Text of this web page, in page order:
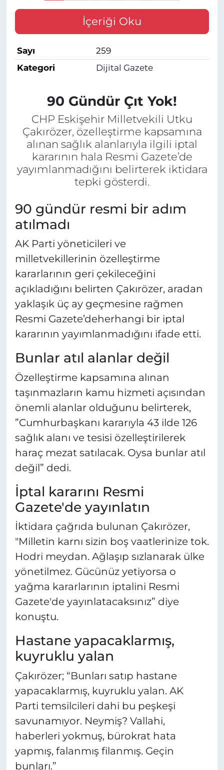
İçeriği Oku
Sayı
259
Kategori
Dijital Gazete
90 Gündür Çıt Yok!
CHP Eskişehir Milletvekili Utku
Çakırözer, özelleştirme kapsamına
alınan sağlık alanlarıyla ilgili iptal
kararının hala Resmi Gazete’de
yayımlanmadığını belirterek iktidara
tepki gösterdi.
90 gündür resmi bir adım
atılmadı
AK Parti yöneticileri ve
milletvekillerinin özelleştirme
kararlarının geri çekileceğini
açıkladığını belirten Çakırözer, aradan
yaklaşık üç ay geçmesine rağmen
Resmi Gazete’deherhangi bir iptal
kararının yayımlanmadığını ifade etti.
Bunlar atıl alanlar değil
Özelleştirme kapsamına alınan
taşınmazların kamu hizmeti açısından
önemli alanlar olduğunu belirterek,
”Cumhurbaşkanı kararıyla 43 ilde 126
sağlık alanı ve tesisi özelleştirilerek
haraç mezat satılacak. Oysa bunlar atıl
değil” dedi.
İptal kararını Resmi
Gazete'de yayınlatın
İktidara çağrıda bulunan Çakırözer,
"Milletin karnı sizin boş vaatlerinize tok.
Hodri meydan. Ağlaşıp sızlanarak ülke
yönetilmez. Gücünüz yetiyorsa o
yağma kararlarının iptalini Resmi
Gazete'de yayınlatacaksınız” diye
konuştu.
Hastane yapacaklarmış,
kuyruklu yalan
Çakırözer; “Bunları satıp hastane
yapacaklarmış, kuyruklu yalan. AK
Parti temsilcileri dahi bu peşkeşi
savunamıyor. Neymiş? Vallahi,
haberleri yokmuş, bürokrat hata
yapmış, falanmış filanmış. Geçin
bunları.”